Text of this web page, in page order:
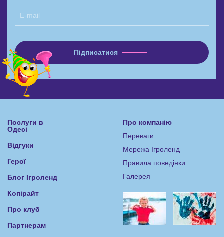
Послуги в
Одесі
Відгуки
Герої
Блог Ігроленд
Копірайт
Про клуб
Партнерам
Про компанію
Переваги
Мережа Ігроленд
Правила поведінки
Галерея